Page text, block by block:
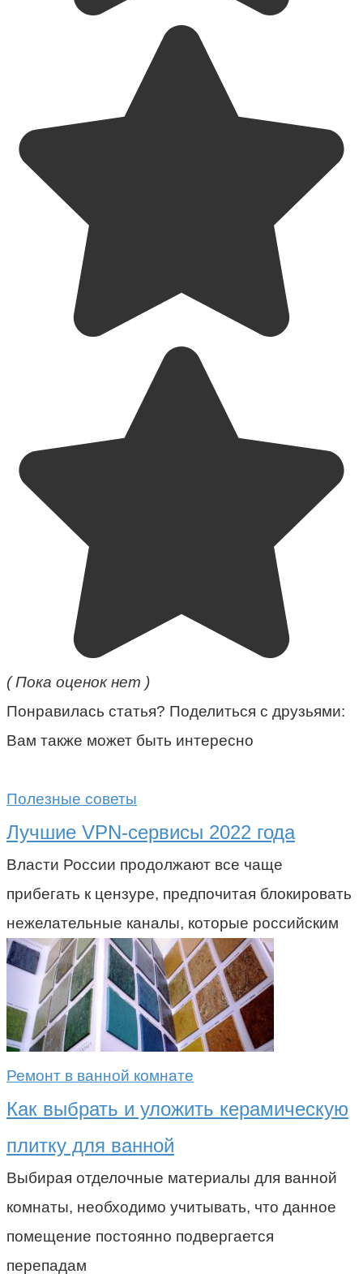
( Пока оценок нет )
Понравилась статья? Поделиться с друзьями:
Вам также может быть интересно
Полезные советы
Лучшие VPN-сервисы 2022 года
Власти России продолжают все чаще
прибегать к цензуре, предпочитая блокировать
нежелательные каналы, которые российским
Ремонт в ванной комнате
Как выбрать и уложить керамическую
плитку для ванной
Выбирая отделочные материалы для ванной
комнаты, необходимо учитывать, что данное
помещение постоянно подвергается
перепадам